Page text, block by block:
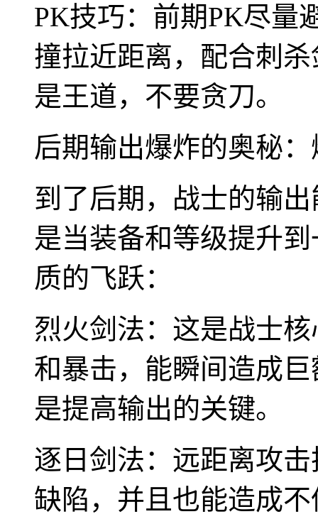
PK技巧：前期PK尽量
撞拉近距离，配合刺
是王道，不要贪刀。
后期输出爆炸的奥秘
到了后期，战士的输
是当装备和等级提升
质的飞跃：
烈火剑法：这是战士
和暴击，能瞬间造成
是提高输出的关键。
逐日剑法：远距离攻
缺陷，并且也能造成